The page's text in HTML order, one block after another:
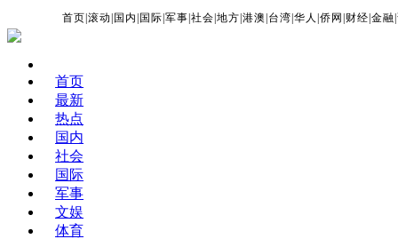
首页 |滚动 国内 国际 |军事 |社会 |地方 |港澳 台湾 |华人 |侨网 财经 |金融 |
首页
最新
热点
国内
社会
国际
军事
文娱
体育